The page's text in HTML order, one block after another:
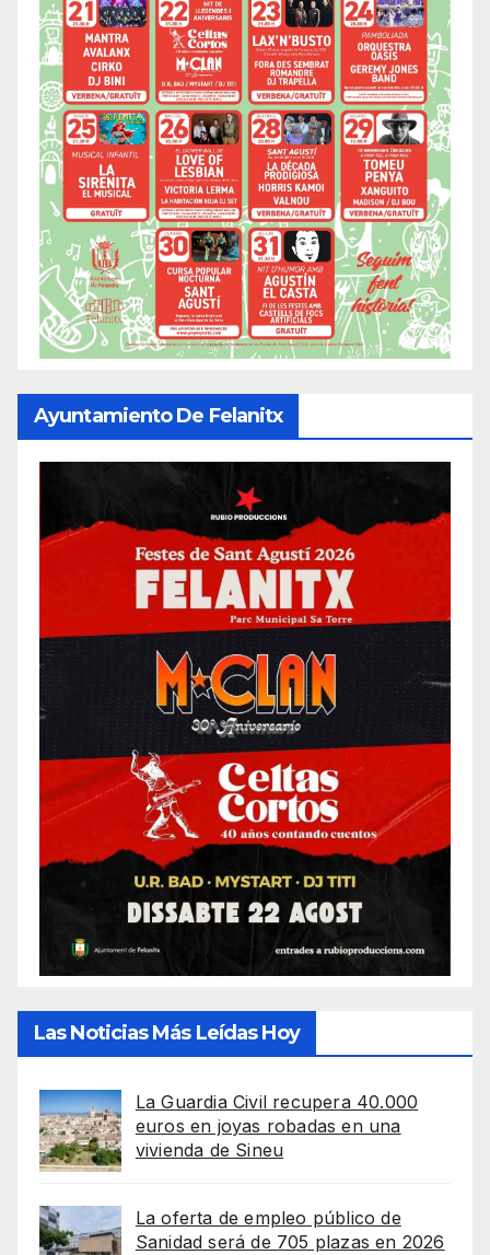
Ayuntamiento De Felanitx
Las Noticias Más Leídas Hoy
La Guardia Civil recupera 40.000
euros en joyas robadas en una
vivienda de Sineu
La oferta de empleo público de
Sanidad será de 705 plazas en 2026